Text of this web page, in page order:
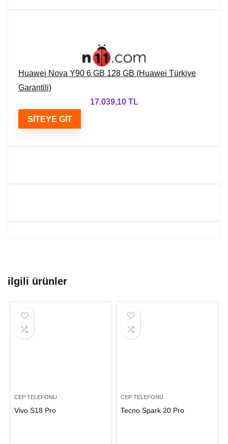
Huawei Nova Y90 6 GB 128 GB (Huawei Türkiye
Garantili)
17.039,10 TL
SITEYE GIT
ilgili ürünler
CEP TELEFONU
Vivo S18 Pro
CEP TELEFONU
Tecno Spark 20 Pro